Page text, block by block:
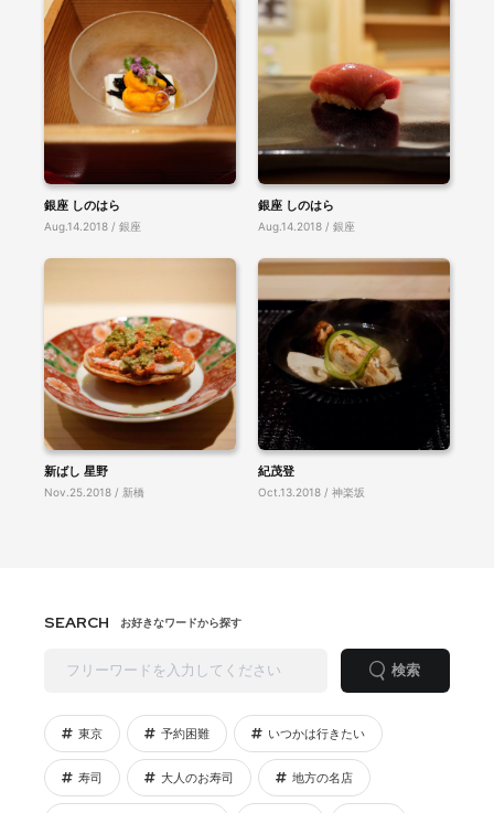
銀座 しのはら
Aug.14.2018 / 銀座
銀座 しのはら
Aug.14.2018 / 銀座
新ばし 星野
Nov.25.2018 / 新橋
紀茂登
Oct.13.2018 / 神楽坂
SEARCH お好きなワードから探す
検索
東京 予約困難 いつかは行きたい
寿司 大人のお寿司 地方の名店